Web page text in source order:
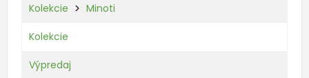
Kolekcie Minoti
Kolekcie
Výpredaj